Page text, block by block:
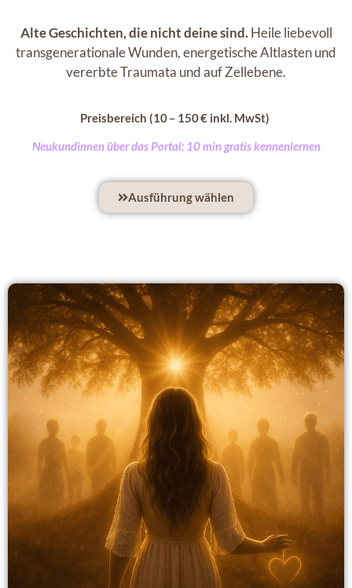
Alte Geschichten, die nicht deine sind.Heile liebevoll
transgenerationale Wunden, energetische Altlasten und
vererbte Traumata und auf Zellebene.
Preisbereich (10 – 150 € inkl. MwSt)
Neukundinnen über das Portal: 10 min gratis kennenlernen
Ausführung wählen